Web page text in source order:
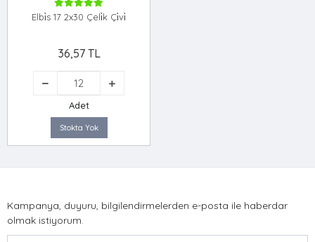
Elbi̇s 17 2x30 Çeli̇k Çi̇vi̇
36,57 TL
Adet
Stokta Yok
Kampanya, duyuru, bilgilendirmelerden e-posta ile haberdar
olmak istiyorum.